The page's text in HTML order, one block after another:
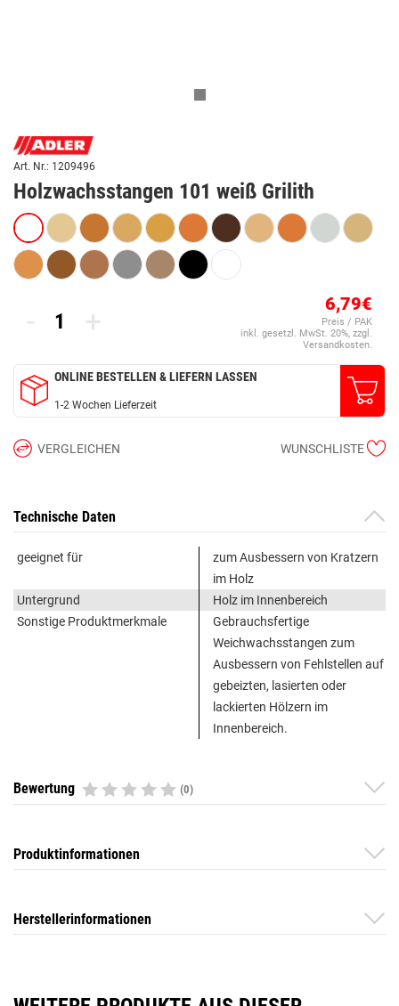
Art. Nr.: 1209496
Holzwachsstangen 101 weiß Grilith
- + 6,79€
Preis / PAK
inkl. gesetzl. MwSt. 20%, zzgl.
Versandkosten.
ONLINE BESTELLEN & LIEFERN LASSEN
1-2 Wochen Lieferzeit
VERGLEICHEN WUNSCHLISTE
Technische Daten
geeignet für
zum Ausbessern von Kratzern
im Holz
Untergrund
Holz im Innenbereich
Sonstige Produktmerkmale
Gebrauchsfertige
Weichwachsstangen zum
Ausbessern von Fehlstellen auf
gebeizten, lasierten oder
lackierten Hölzern im
Innenbereich.
Bewertung (0)
Produktinformationen
Herstellerinformationen